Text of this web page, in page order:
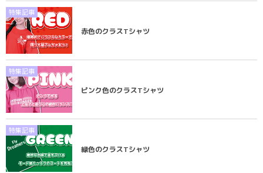
特集記事
赤色のクラスTシャツ
特集記事
ピンク色のクラスTシャツ
特集記事
緑色のクラスTシャツ